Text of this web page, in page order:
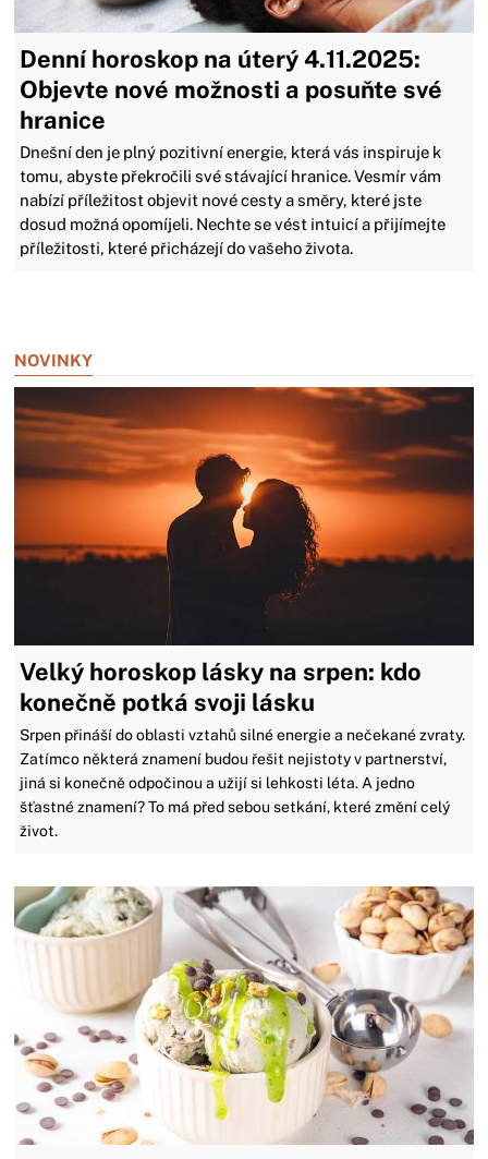
Denní horoskop na úterý 4.11.2025:
Objevte nové možnosti a posuňte své
hranice
Dnešní den je plný pozitivní energie, která vás inspiruje k
tomu, abyste překročili své stávající hranice. Vesmír vám
nabízí příležitost objevit nové cesty a směry, které jste
dosud možná opomíjeli. Nechte se vést intuicí a přijímejte
příležitosti, které přicházejí do vašeho života.
NOVINKY
Velký horoskop lásky na srpen: kdo
konečně potká svoji lásku
Srpen přináší do oblasti vztahů silné energie a nečekané zvraty.
Zatímco některá znamení budou řešit nejistoty v partnerství,
jiná si konečně odpočinou a užijí si lehkosti léta. A jedno
šťastné znamení? To má před sebou setkání, které změní celý
život.